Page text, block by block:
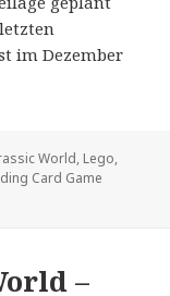
im Dezember
World, Lego,
Card Game
World Trading
–